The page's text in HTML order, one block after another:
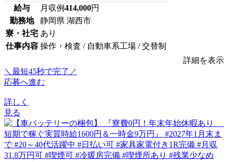
給与 月収例414,000円
勤務地
静岡県 湖西市
寮・社宅 あり
仕事内容 操作・検査 / 自動車系工場 / 交替制
詳細を表示
＼最短45秒で完了／
応募へ進む
詳しく
見る